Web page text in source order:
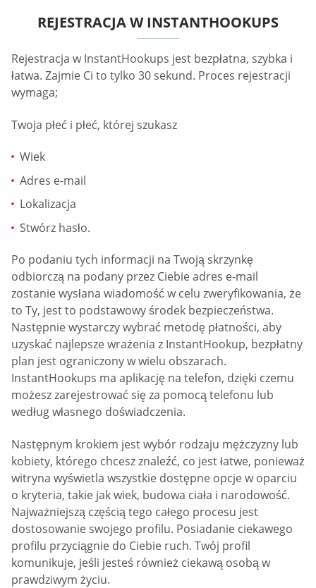
REJESTRACJA W INSTANTHOOKUPS
Rejestracja w InstantHookups jest bezpłatna, szybka i
łatwa. Zajmie Ci to tylko 30 sekund. Proces rejestracji
wymaga;
Twoja płeć i płeć, której szukasz
Wiek
Adres e-mail
Lokalizacja
Stwórz hasło.
Po podaniu tych informacji na Twoją skrzynkę
odbiorczą na podany przez Ciebie adres e-mail
zostanie wysłana wiadomość w celu zweryfikowania, że
to Ty, jest to podstawowy środek bezpieczeństwa.
Następnie wystarczy wybrać metodę płatności, aby
uzyskać najlepsze wrażenia z InstantHookup, bezpłatny
plan jest ograniczony w wielu obszarach.
InstantHookups ma aplikację na telefon, dzięki czemu
możesz zarejestrować się za pomocą telefonu lub
według własnego doświadczenia.
Następnym krokiem jest wybór rodzaju mężczyzny lub
kobiety, którego chcesz znaleźć, co jest łatwe, ponieważ
witryna wyświetla wszystkie dostępne opcje w oparciu
o kryteria, takie jak wiek, budowa ciała i narodowość.
Najważniejszą częścią tego całego procesu jest
dostosowanie swojego profilu. Posiadanie ciekawego
profilu przyciągnie do Ciebie ruch. Twój profil
komunikuje, jeśli jesteś również ciekawą osobą w
prawdziwym życiu.